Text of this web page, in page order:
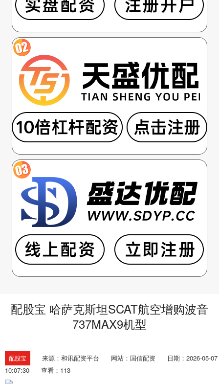
配股宝 哈萨克斯坦SCAT航空增购波音
737MAX9机型
配股宝 来源：和讯配资平台 网站：国信配资
日期：2026-05-07
10:07:30
查看：113